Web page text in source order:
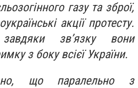
газу та зброї,
акції протесту.
зв’язку вони
з боку всієї України.
що паралельно з